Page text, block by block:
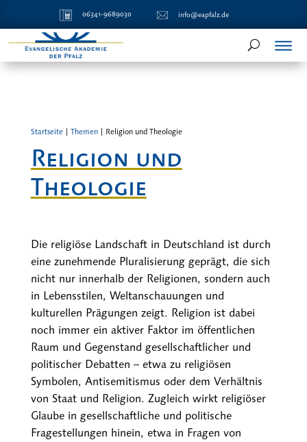
06341-9689030 info@eapfalz.de
Startseite| Themen| Religion und Theologie
Religion und
Theologie
Die religiöse Landschaft in Deutschland ist durch
eine zunehmende Pluralisierung geprägt, die sich
nicht nur innerhalb der Religionen, sondern auch
in Lebensstilen, Weltanschauungen und
kulturellen Prägungen zeigt. Religion ist dabei
noch immer ein aktiver Faktor im öffentlichen
Raum und Gegenstand gesellschaftlicher und
politischer Debatten – etwa zu religiösen
Symbolen, Antisemitismus oder dem Verhältnis
von Staat und Religion. Zugleich wirkt religiöser
Glaube in gesellschaftliche und politische
Fragestellungen hinein, etwa in Fragen von